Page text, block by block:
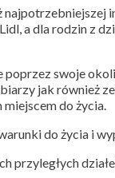
najpotrzebniejszej
a dla rodzin z
swoje
jak również
do życia.
do życia i
przyległych